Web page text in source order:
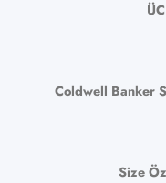
Coldwell Banker
Size